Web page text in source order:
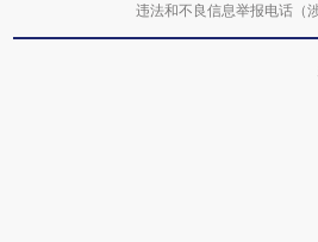
违法和不良信息举报电话